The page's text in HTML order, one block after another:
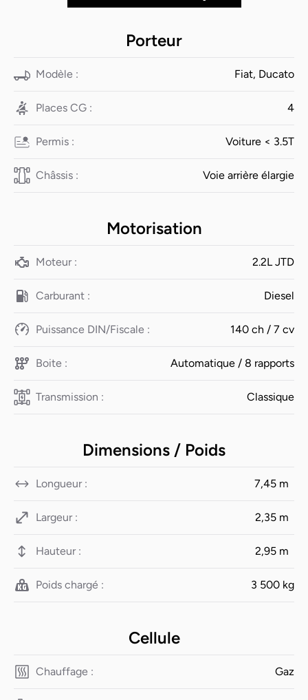
Porteur
Modèle : Fiat, Ducato
Places CG : 4
Permis : Voiture < 3.5T
Châssis : Voie arrière élargie
Motorisation
Moteur : 2.2L JTD
Carburant : Diesel
Puissance DIN/Fiscale : 140 ch / 7 cv
Boite : Automatique / 8 rapports
Transmission : Classique
Dimensions / Poids
Longueur : 7,45 m
Largeur : 2,35 m
Hauteur : 2,95 m
Poids chargé : 3 500 kg
Cellule
Chauffage : Gaz